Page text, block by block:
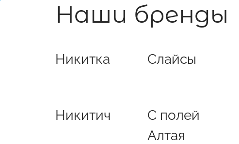
Наши бренды
Никитка Слайсы
Никитич
С полей
Алтая